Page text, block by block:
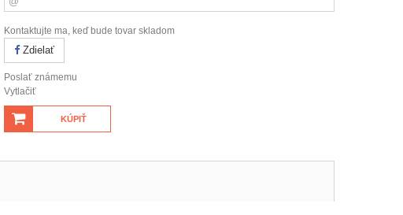
Kontaktujte ma, keď bude tovar skladom
Zdielať
Poslať známemu
Vytlačiť
KÚPIŤ